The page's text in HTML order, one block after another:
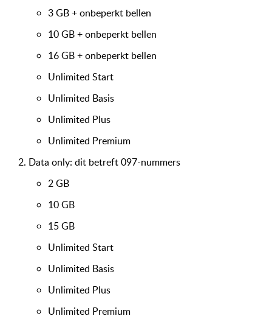
3 GB + onbeperkt bellen
10 GB + onbeperkt bellen
16 GB + onbeperkt bellen
Unlimited Start
Unlimited Basis
Unlimited Plus
Unlimited Premium
Data only: dit betreft 097-nummers
2 GB
10 GB
15 GB
Unlimited Start
Unlimited Basis
Unlimited Plus
Unlimited Premium